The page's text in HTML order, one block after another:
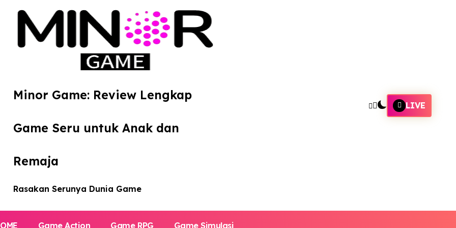
Minor Game: Review Lengkap
Game Seru untuk Anak dan
Remaja
Rasakan Serunya Dunia Game
LIVE
Game Action Game RPG Game Simulasi